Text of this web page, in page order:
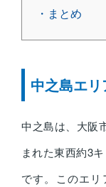
・まとめ
中之島エ
中之島は、大阪
まれた東西約3
です。このエ